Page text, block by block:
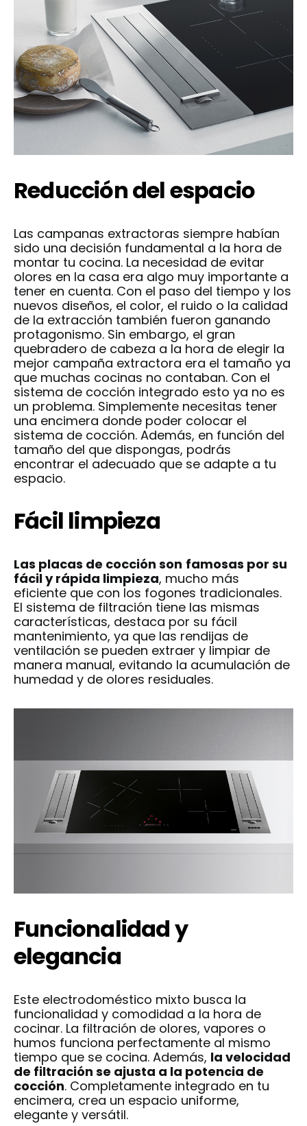
Reducción del espacio
Las campanas extractoras siempre habían
sido una decisión fundamental a la hora de
montar tu cocina. La necesidad de evitar
olores en la casa era algo muy importante a
tener en cuenta. Con el paso del tiempo y los
nuevos diseños, el color, el ruido o la calidad
de la extracción también fueron ganando
protagonismo. Sin embargo, el gran
quebradero de cabeza a la hora de elegir la
mejor campaña extractora era el tamaño ya
que muchas cocinas no contaban. Con el
sistema de cocción integrado esto ya no es
un problema. Simplemente necesitas tener
una encimera donde poder colocar el
sistema de cocción. Además, en función del
tamaño del que dispongas, podrás
encontrar el adecuado que se adapte a tu
espacio.
Fácil limpieza
Las placas de cocción son famosas por su
fácil y rápida limpieza, mucho más
eficiente que con los fogones tradicionales.
El sistema de filtración tiene las mismas
características, destaca por su fácil
mantenimiento, ya que las rendijas de
ventilación se pueden extraer y limpiar de
manera manual, evitando la acumulación de
humedad y de olores residuales.
Funcionalidad y
elegancia
Este electrodoméstico mixto busca la
funcionalidad y comodidad a la hora de
cocinar. La filtración de olores, vapores o
humos funciona perfectamente al mismo
tiempo que se cocina. Además, la velocidad
de filtración se ajusta a la potencia de
cocción. Completamente integrado en tu
encimera, crea un espacio uniforme,
elegante y versátil.